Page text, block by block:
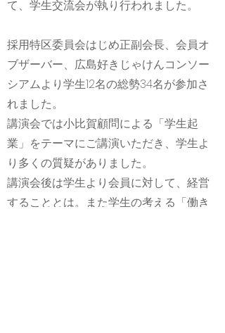
て、学生交流会が執り行われました。
採用特区委員会はじめ正副会長、会員オ
ブザーバー、広島好きじゃけんコンソー
シアムより学生12名の総勢34名が参加さ
れました。
講演会では小比賀顧問による「学生起
業」をテーマにご講演いただき、学生よ
り多くの質疑がありました。
講演会後は学生より会員に対して、経営
することとは。また学生の考える「働き